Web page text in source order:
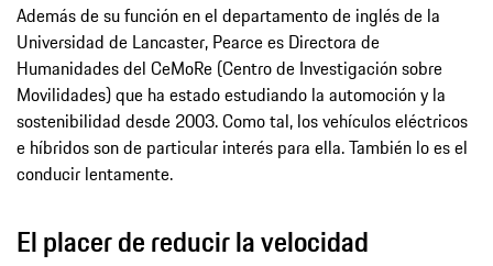
Además de su función en el departamento de inglés de la
Universidad de Lancaster, Pearce es Directora de
Humanidades del CeMoRe (Centro de Investigación sobre
Movilidades) que ha estado estudiando la automoción y la
sostenibilidad desde 2003. Como tal, los vehículos eléctricos
e híbridos son de particular interés para ella. También lo es el
conducir lentamente.
El placer de reducir la velocidad